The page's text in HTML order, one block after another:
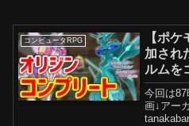
コンピュータRPG
【ポ
加され
ルムを
今回は
画↓アー